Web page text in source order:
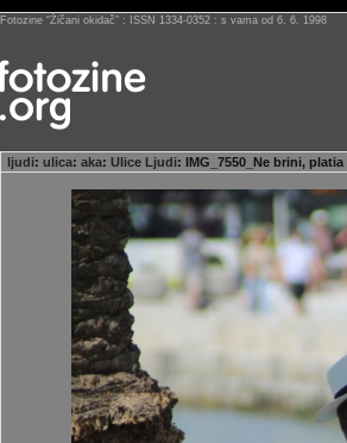
Fotozine “Žičani okidač” : ISSN 1334-0352 : s vama od 6. 6. 1998
ljudi: ulica: aka: Ulice Ljudi: IMG_7550_Ne brini,